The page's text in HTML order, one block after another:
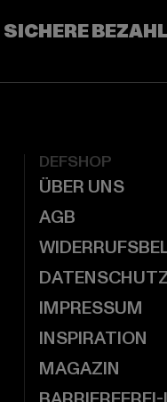
SICHERE
DEFSHOP
ÜBER UNS
AGB
IMPRESSUM
INSPIRATION
MAGAZIN